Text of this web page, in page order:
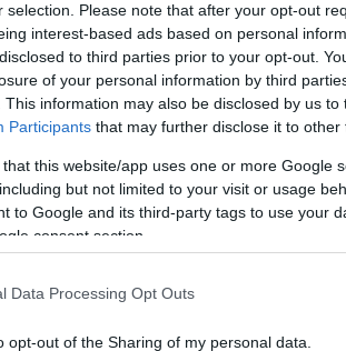
selection. Please note that after your opt-out
interest-based ads based on personal
to third parties prior to your opt-out.
of your personal information by third
This information may also be disclosed by us
Participants that may further disclose it to other
that this website/app uses one or more Google
but not limited to your visit or usage
to Google and its third-party tags to use your
consent section.
Data Processing Opt Outs
opt-out of the Sharing of my personal data.
στην προοπτική ανάπτυξης
Λάκκα Παξών, για τις οποίες υπάρχει
ακόμη η περαιτέρω ανάδειξη
Σινιών, της Αστρακερής κ.α.
σε λιμένες της Κέρκυρας σε
του ΤΑΙΠΕΔ, όπου εξετάστηκαν οι